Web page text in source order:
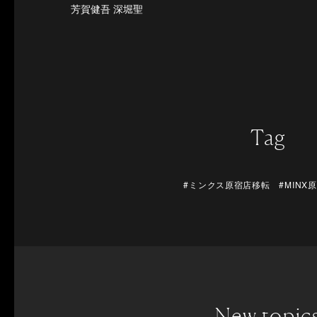
芳賀健吾 深堀聖
Tag
#ミンクス原宿店移転 #MINX